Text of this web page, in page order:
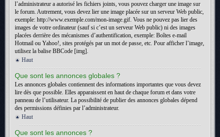
l’administrateur a autorisé les fichiers joints, vous pouvez charger une image sur
le forum. Autrement, vous devez lier une image placée sur un serveur Web public,
exemple: http://www.exemple.com/mon-image.gif. Vous ne pouvez pas lier des
images de votre ordinateur (sauf si c’est un serveur Web public) ni des images
placées derrière des mécanismes d’authentification, exemple: Boîtes e-mail
Hotmail ou Yahoo!, sites protégés par un mot de passe, etc. Pour afficher l’image,
utilisez la balise BBCode [img].
Haut
Que sont les annonces globales ?
Les annonces globales contiennent des informations importantes que vous devez
lire dès que possible. Elles apparaissent en haut de chaque forum et dans votre
panneau de l’utilisateur. La possibilité de publier des annonces globales dépend
des permissions définies par l’administrateur.
Haut
Que sont les annonces ?